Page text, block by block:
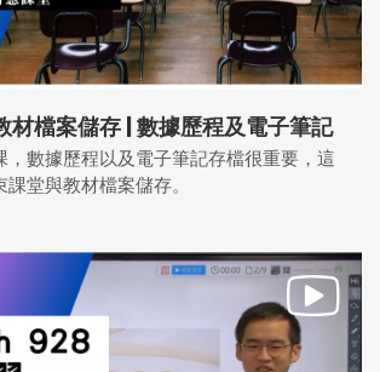
材檔案儲存 | 數據歷程及電子筆記
，數據歷程以及電子筆記存檔很重要，這
堂與教材檔案儲存。